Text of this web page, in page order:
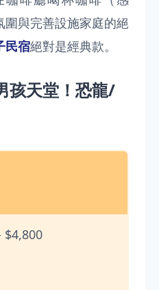
與完善設施家庭的絕
民宿絕對是經典款。
孩天堂！恐龍/
$4,800